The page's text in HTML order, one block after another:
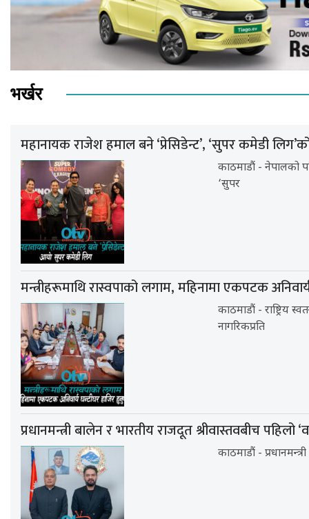
भर्खर
महानायक राजेश हमाल बने ‘प्रेसिडेन्ट’, ‘सुपर कमेडी
काठमाडौं - नेपालको
‘सुपर
मन्त्रीहरूमाथि रास्वपाको लगाम, महिनामा एकपटक
काठमाडौं - राष्ट्रिय
नागरिकप्रति
प्रधानमन्त्री बालेन र भारतीय राजदूत श्रीवास्तवबीच
काठमाडौं -